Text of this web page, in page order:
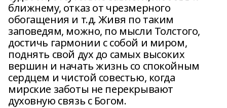
ближнему, отказ от чрезмерного
обогащения и т.д. Живя по таким
заповедям, можно, по мысли Толстого,
достичь гармонии с собой и миром,
поднять свой дух до самых высоких
вершин и начать жизнь со спокойным
сердцем и чистой совестью, когда
мирские заботы не перекрывают
духовную связь с Богом.